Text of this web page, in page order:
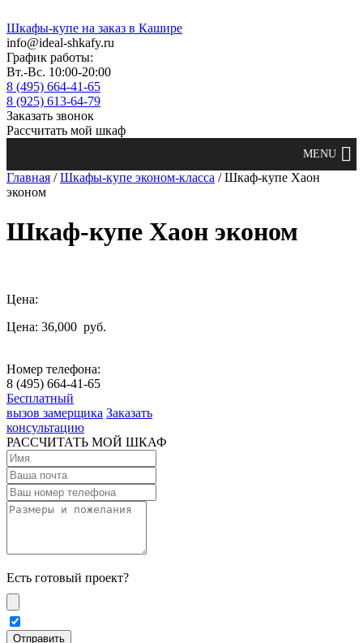
Шкафы-купе на заказ в Кашире
info@ideal-shkafy.ru
График работы:
Вт.-Вс. 10:00-20:00
8 (495) 664-41-65
8 (925) 613-64-79
Заказать звонок
Рассчитать мой шкаф
Главная /Шкафы-купе эконом-класса / Шкаф-купе Хаон
эконом
Шкаф-купе Хаон эконом
Цена:
Цена: 36,000 руб.
Номер телефона:
8 (495) 664-41-65
Бесплатный
вызов замерщика Заказать
консультацию
РАССЧИТАТЬ МОЙ ШКАФ
Есть готовый проект?